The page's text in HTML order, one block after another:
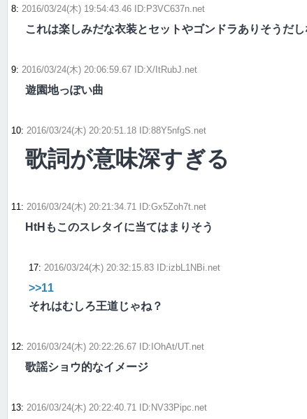
8: 2016/03/24(木) 19:54:43.46 ID:P3VC637n.net
これは楽しみだな衣装とセットやゴンドラありそうだし
9: 2016/03/24(木) 20:06:59.67 ID:X/ItRubJ.net
遊園地っぽい曲
10: 2016/03/24(木) 20:20:51.18 ID:88Y5nfgS.net
歌詞が意味深すぎる
11: 2016/03/24(木) 20:21:34.71 ID:Gx5Zoh7t.net
HtHもこのスレタイに当てはまりそう
17: 2016/03/24(木) 20:32:15.83 ID:izbL1NBi.net
>>11
それはむしろ王道じゃね？
12: 2016/03/24(木) 20:22:26.67 ID:IOhAt/UT.net
歌謡ショウ的なイメージ
13: 2016/03/24(木) 20:22:40.71 ID:NV33Pipc.net